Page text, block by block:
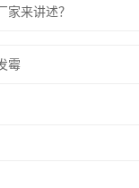
家来讲述？
霉